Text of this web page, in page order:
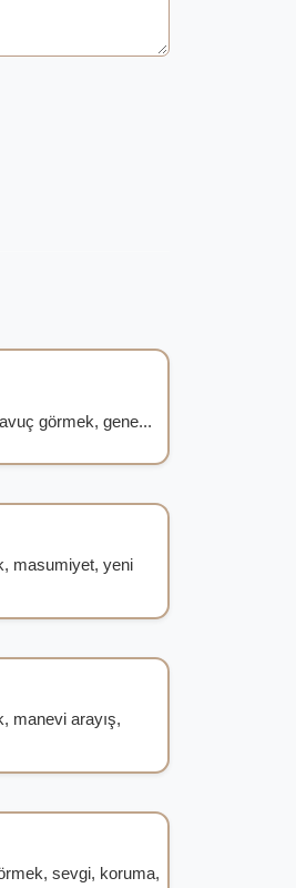
görmek, gene...
masumiyet, yeni
manevi arayış,
sevgi, koruma,